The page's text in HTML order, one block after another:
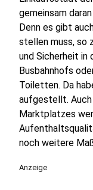
gemeinsam
Denn es gibt
stellen muss, so
und Sicherheit in
Busbahnhofs
Toiletten. Da
aufgestellt. Auch
Marktplatzes
noch weitere
Anzeige